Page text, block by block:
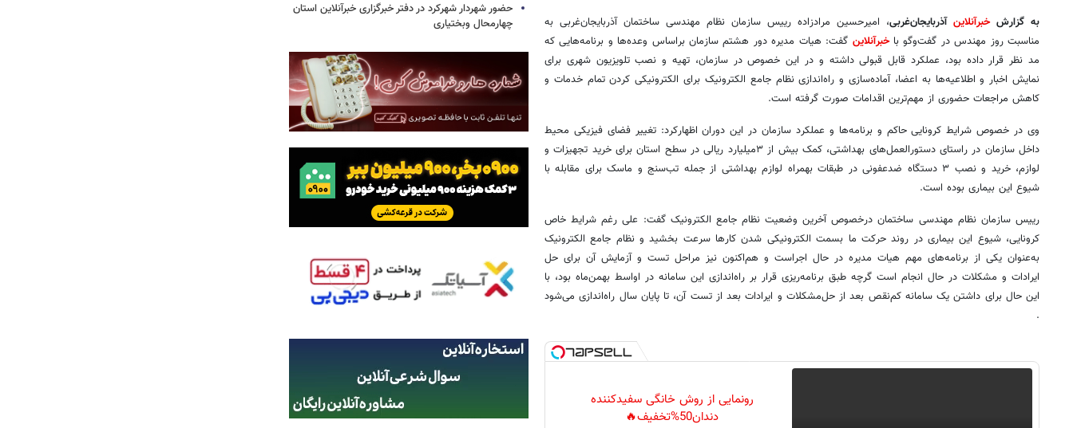
به گزارشخبرآنلاین آذربایجان‌غربی، امیرحسین مرادزاده رییس سازمان نظام مهندسی ساختمان آذربایجان‌غربی به
مناسبت روز مهندس در گفت‌وگو باخبرآنلاین گفت: هیات مدیره دور هشتم سازمان براساس وعده‌ها و برنامه‌هایی که
مد نظر قرار داده بود، عملکرد قابل قبولی داشته و در این خصوص در سازمان، تهیه و نصب تلویزیون شهری برای
نمایش اخبار و اطلاعیه‌ها به اعضا، آماده‌سازی و راه‌اندازی نظام جامع الکترونیک برای الکترونیکی کردن تمام خدمات و
کاهش مراجعات حضوری از مهم‌ترین اقدامات صورت گرفته است.
وی در خصوص شرایط کرونایی حاکم و برنامه‌ها و عملکرد سازمان در این دوران اظهارکرد: تغییر فضای فیزیکی محیط
داخل سازمان در راستای دستورالعمل‌های بهداشتی، کمک بیش از ۳میلیارد ریالی در سطح استان برای خرید تجهیزات و
لوازم، خرید و نصب ۳ دستگاه ضدعفونی در طبقات بهمراه لوازم بهداشتی از جمله تب‌سنج و ماسک برای مقابله با
شیوع این بیماری بوده است.
رییس سازمان نظام مهندسی ساختمان درخصوص آخرین وضعیت نظام جامع الکترونیک گفت: علی رغم شرایط خاص
کرونایی، شیوع این بیماری در روند حرکت ما بسمت الکترونیکی شدن کارها سرعت بخشید و نظام جامع الکترونیک
به‌عنوان یکی از برنامه‌های مهم هیات مدیره در حال اجراست و هم‌اکنون نیز مراحل تست و آزمایش آن برای حل
ایرادات و مشکلات در حال انجام است گرچه طبق برنامه‌ریزی قرار بر راه‌اندازی این سامانه در اواسط بهمن‌ماه بود، با
این حال برای داشتن یک سامانه کم‌نقص بعد از حل‌مشکلات و ایرادات بعد از تست آن، تا پایان سال راه‌اندازی می‌شود
.
رونمایی از روش خانگی سفیدکننده
دندان50%تخفیف🔥
حضور شهردار شهرکرد در دفتر خبرگزاری خبرآنلاین استان
چهارمحال وبختیاری